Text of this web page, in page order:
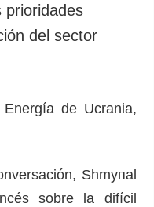
Banco de
prioridades
del sector
de Ucrania,
Shmyпal
sobre la difícil